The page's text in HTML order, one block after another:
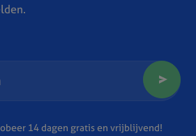
14 dagen gratis en vrijblijvend!